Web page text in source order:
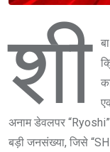
शी
अनाम डेवलपर
बड़ी जनसंख्या, जिसे